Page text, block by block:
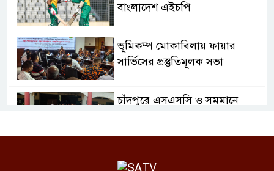
বাংলাদেশ এইচপি
ভূমিকম্প মোকাবিলায় ফায়ার
সার্ভিসের প্রস্তুতিমূলক সভা
চাঁদপুরে এসএসসি ও সমমানে